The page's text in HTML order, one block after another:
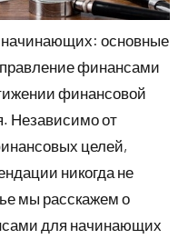
основные
финансами
финансовой
Независимо от
целей,
никогда не
мы расскажем о
для начинающих